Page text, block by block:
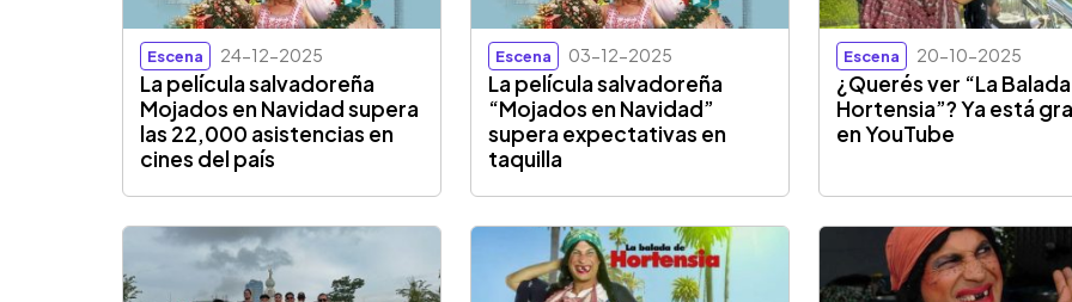
Escena 24-12-2025
La película salvadoreña
Mojados en Navidad supera
las 22,000 asistencias en
cines del país
Escena 03-12-2025
La película salvadoreña
“Mojados en Navidad”
supera expectativas en
taquilla
Escena 20-10-2025
¿Querés ver “La
Hortensia”? Ya está
en YouTube